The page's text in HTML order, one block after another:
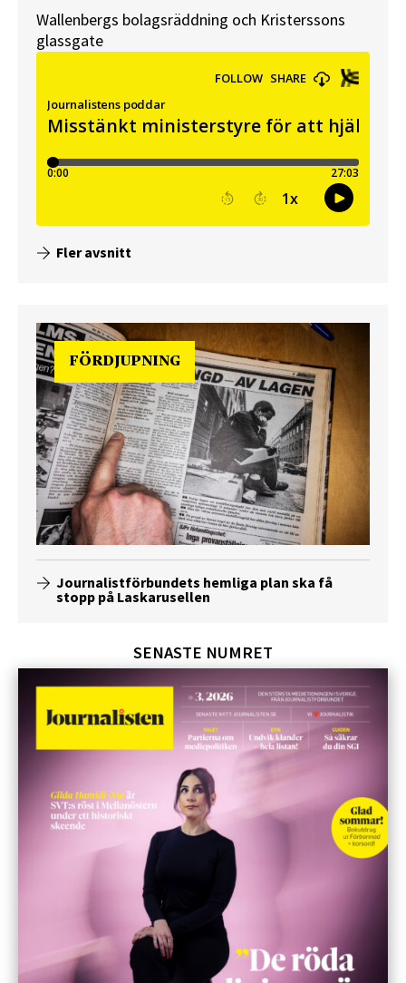
Wallenbergs bolagsräddning och Kristerssons
glassgate
Fler avsnitt
FÖRDJUPNING
Journalistförbundets hemliga plan ska få
stopp på Laskarusellen
SENASTE NUMRET